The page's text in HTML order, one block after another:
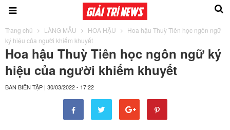
Trang chủ LÀNG MẪU HOA HẬU
Hoa hậu Thuỳ Tiên học ngôn ngữ
ký hiệu của người khiếm khuyết
Hoa hậu Thuỳ Tiên học ngôn ngữ ký
hiệu của người khiếm khuyết
BAN BIÊN TẬP | 30/03/2022 - 17:22